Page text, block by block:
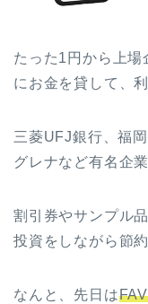
たった1円から上場
にお金を貸して、
三菱UFJ銀行、福
グレナなど有名企
割引券やサンプル
投資をしながら節
なんと、先日は